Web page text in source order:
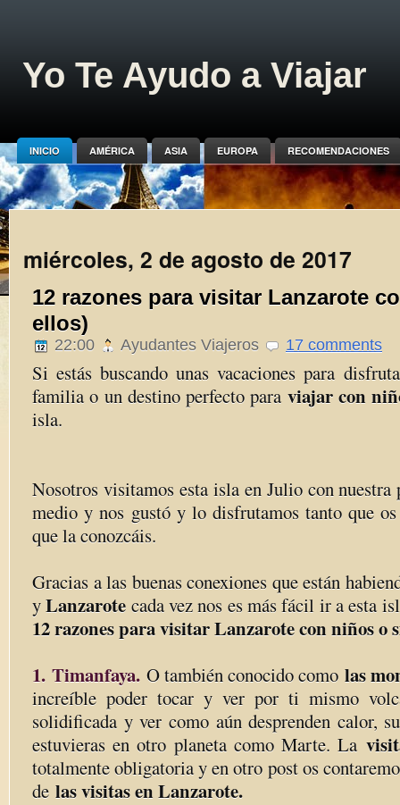
Yo Te Ayudo a Viajar
INICIO AMÉRICA ASIA EUROPA RECOMENDACIONES
miércoles, 2 de agosto de 2017
12 razones para visitar Lanzarote
ellos)
22:00 Ayudantes Viajeros 17 comments
Si estás buscando unas vacaciones para
familia o un destino perfecto para viajar con
isla.
Nosotros visitamos esta isla en Julio con nuestra
medio y nos gustó y lo disfrutamos tanto que
que la conozcáis.
Gracias a las buenas conexiones que están
yLanzarote cada vez nos es más fácil ir a esta
12 razones para visitar Lanzarote con niños o
1. Timanfaya. O también conocido como las
increíble poder tocar y ver por ti mismo
solidificada y ver como aún desprenden calor,
estuvieras en otro planeta como Marte. La
totalmente obligatoria y en otro post os
de las visitas en Lanzarote.